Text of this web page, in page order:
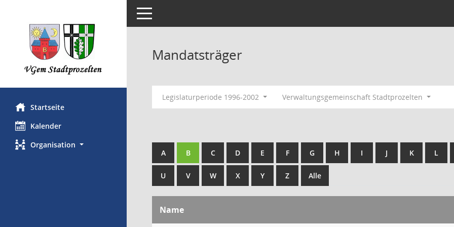
Startseite
Kalender
Organisation
Toggle navigation
Mandatsträger
Legislaturperiode 1996-2002 Verwaltungsgemeinschaft Stadtprozelten
A B C D E F G H I J K L
U V W X Y Z Alle
Name